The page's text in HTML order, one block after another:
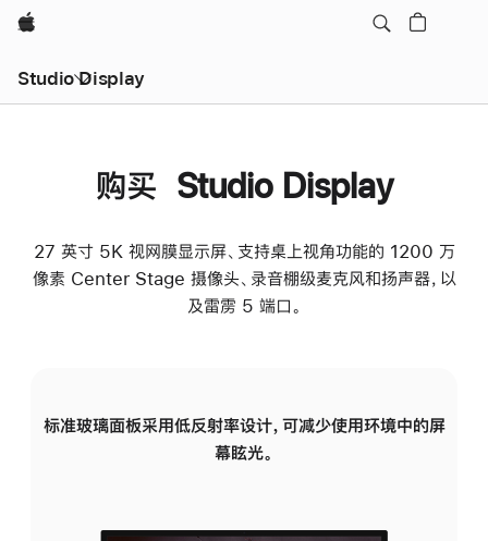
Apple
Studio Display
购买 Studio Display
27 英寸 5K 视网膜显示屏、支持桌上视角功能的 1200 万
像素 Center Stage 摄像头、录音棚级麦克风和扬声器，以
及雷雳 5 端口。
标准玻璃面板采用低反射率设计，可减少使用环境中的屏
幕眩光。